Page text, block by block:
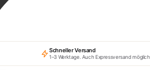
Schneller Versand
1–3 Werktage. Auch Expressversand möglich